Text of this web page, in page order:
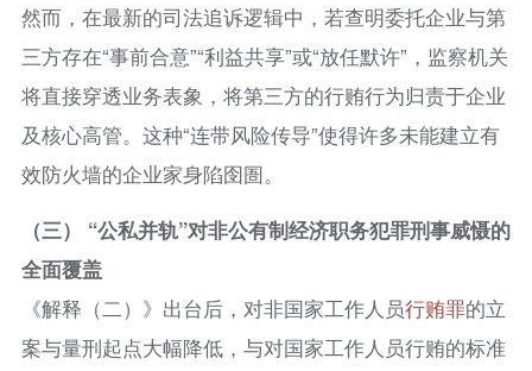
然而，在最新的司法追诉逻辑中，若查明委托企业与第
三方存在“事前合意”“利益共享”或“放任默许”，监察机关
将直接穿透业务表象，将第三方的行贿行为归责于企业
及核心高管。这种“连带风险传导”使得许多未能建立有
效防火墙的企业家身陷囹圄。
（三） “公私并轨”对非公有制经济职务犯罪刑事威慑的
全面覆盖
《解释（二）》出台后，对非国家工作人员行贿罪的立
案与量刑起点大幅降低，与对国家工作人员行贿的标准